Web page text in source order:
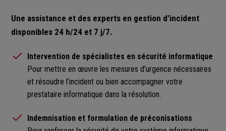
Une assistance et des experts en gestion d’incident
disponibles 24 h/24 et 7 j/7.
Intervention de spécialistes en sécurité informatique
Pour mettre en œuvre les mesures d’urgence nécessaires
et résoudre l’incident ou bien accompagner votre
prestataire informatique dans la résolution.
Indemnisation et formulation de préconisations